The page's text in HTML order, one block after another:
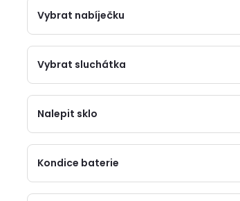
Vybrat nabíječku
Vybrat sluchátka
Nalepit sklo
Kondice baterie